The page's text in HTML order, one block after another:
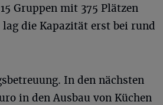
Gruppen mit 375 Plätzen
die Kapazität erst bei rund
In den nächsten
in den Ausbau von Küchen